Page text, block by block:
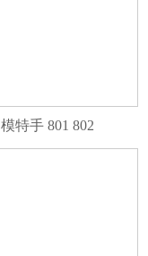
模特手 801 802